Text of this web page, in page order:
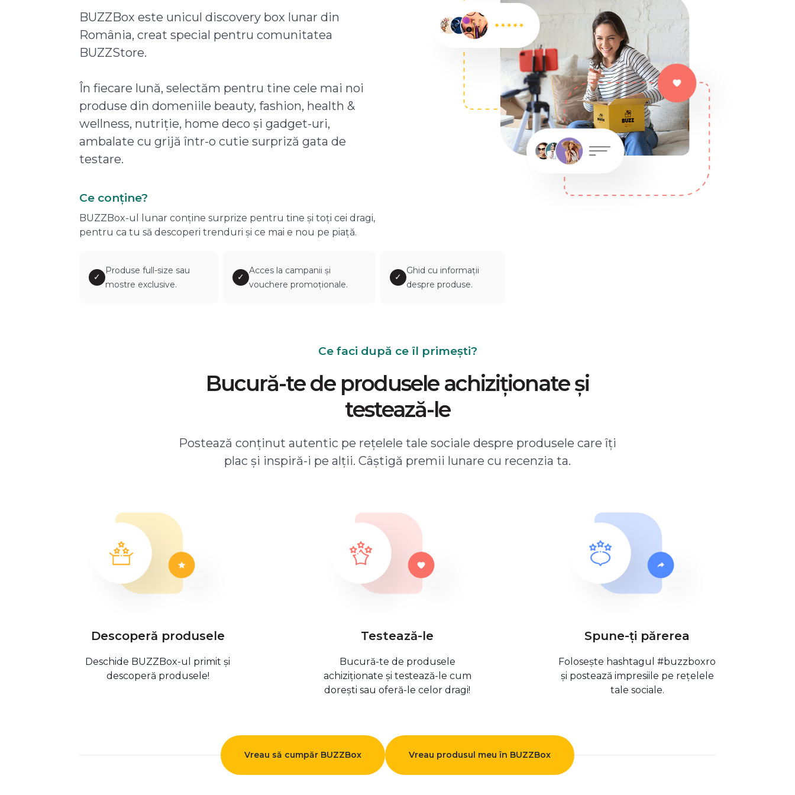
BUZZBox este unicul discovery box lunar din
România, creat special pentru comunitatea
BUZZStore.
În fiecare lună, selectăm pentru tine cele mai noi
produse din domeniile beauty, fashion, health &
wellness, nutriție, home deco și gadget-uri,
ambalate cu grijă într-o cutie surpriză gata de
testare.
Ce conține?
BUZZBox-ul lunar conține surprize pentru tine și toți cei dragi,
pentru ca tu să descoperi trenduri și ce mai e nou pe piață.
✓
Produse full-size sau
mostre exclusive.
✓
Acces la campanii și
vouchere promoționale.
✓
Ghid cu informații
despre produse.
Ce faci după ce îl primești?
Bucură-te de produsele achiziționate și
testează-le
Postează conținut autentic pe rețelele tale sociale despre produsele care îți
plac și inspiră-i pe alții. Câștigă premii lunare cu recenzia ta.
Descoperă produsele
Deschide BUZZBox-ul primit și
descoperă produsele!
Testează-le
Bucură-te de produsele
achiziționate și testează-le cum
dorești sau oferă-le celor dragi!
Spune-ți părerea
Folosește hashtagul #buzzboxro
și postează impresiile pe rețelele
tale sociale.
Vreau să cumpăr BUZZBox Vreau produsul meu în BUZZBox